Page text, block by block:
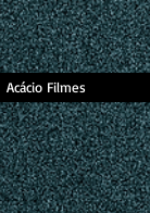
Acácio Filmes